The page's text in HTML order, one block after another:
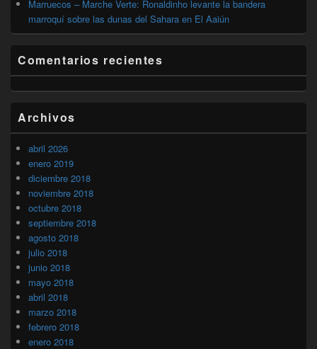
Marruecos – Marche Verte: Ronaldinho levante la bandera
marroquí sobre las dunas del Sahara en El Aaiún
Comentarios recientes
Archivos
abril 2026
enero 2019
diciembre 2018
noviembre 2018
octubre 2018
septiembre 2018
agosto 2018
julio 2018
junio 2018
mayo 2018
abril 2018
marzo 2018
febrero 2018
enero 2018